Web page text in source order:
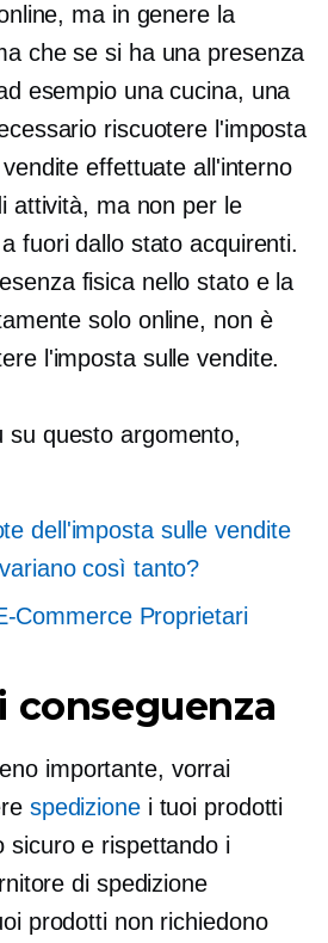
ma in genere la
che se si ha una presenza
esempio una cucina, una
riscuotere l'imposta
effettuate all'interno
attività, ma non per le
fuori dallo stato acquirenti.
fisica nello stato e la
solo online, non è
l'imposta sulle vendite.
su questo argomento,
dell'imposta sulle vendite
così tanto?
CommerceProprietari
conseguenza
importante, vorrai
spedizionei tuoi prodotti
sicuro e rispettando i
di spedizione
prodotti non richiedono